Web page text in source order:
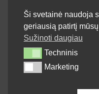
Michelin
Mitas
Pirelli
Shinko
Ši svetainė naudoja
geriausią patirtį
Sužinoti daugiau
TechninisTechninis
MarketingMarketing